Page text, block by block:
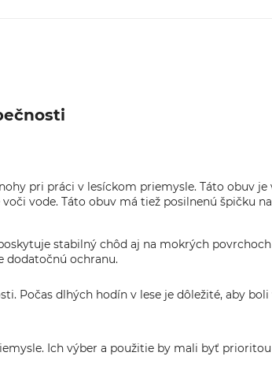
pri práci v lesíckom priemysle. Táto obuv je
vode. Táto obuv má tiež posilnenú špičku
stabilný chôd aj na mokrých povrchoch
dodatočnú ochranu.
Počas dlhých hodín v lese je dôležité, aby boli
Ich výber a použitie by mali byť